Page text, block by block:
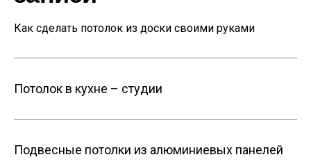
Как сделать потолок из доски своими руками
Потолок в кухне – студии
Подвесные потолки из алюминиевых панелей